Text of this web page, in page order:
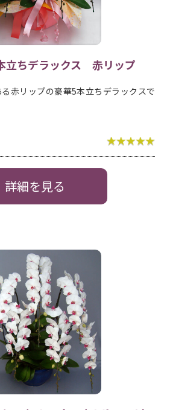
立ちデラックス 赤リップ
赤リップの豪華5本立ちデラックスで
詳細を見る